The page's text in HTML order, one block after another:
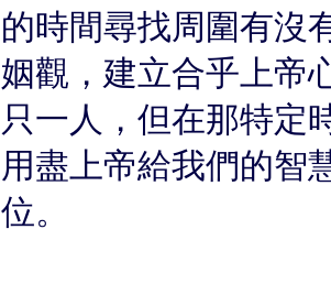
的時間尋找周圍有沒
姻觀，建立合乎上帝
只一人，但在那特定
用盡上帝給我們的智
位。